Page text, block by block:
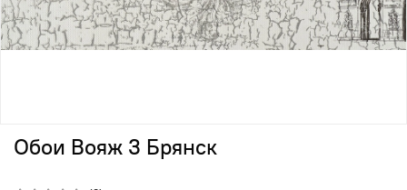
Обои Вояж 3 Брянск